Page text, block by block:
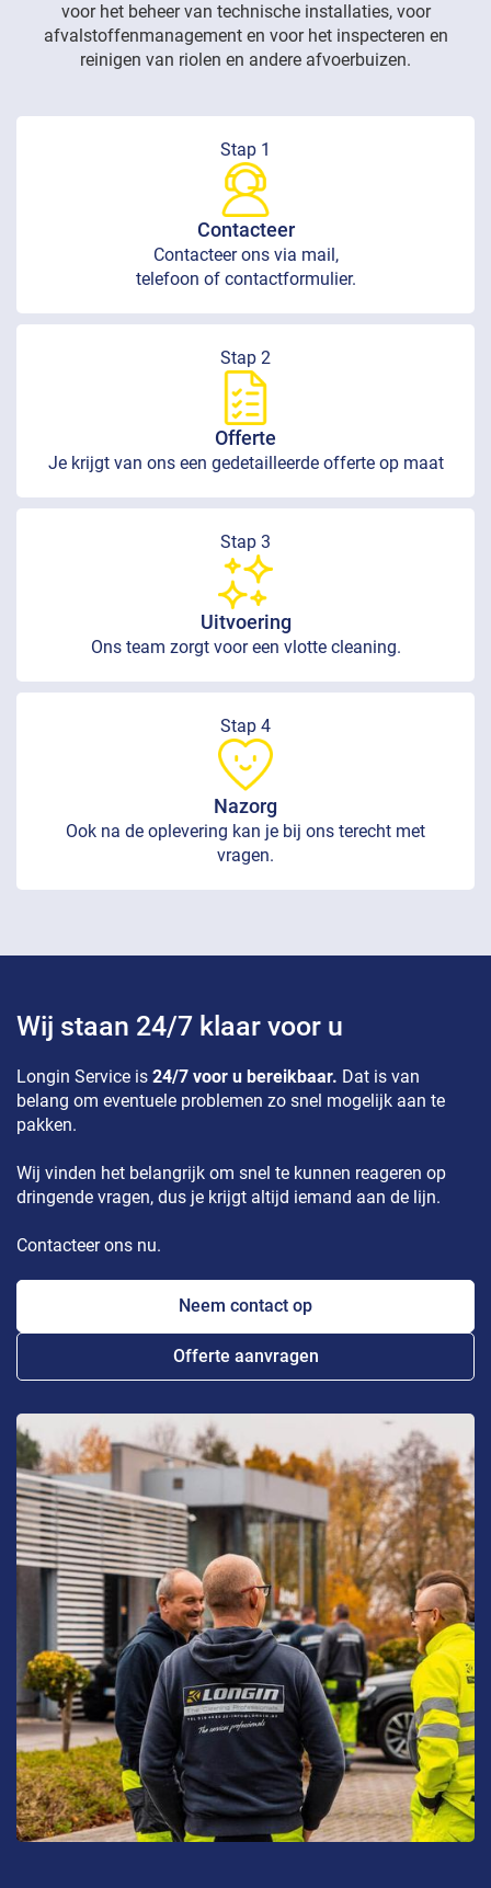
voor het beheer van technische installaties, voor
afvalstoffenmanagement en voor het inspecteren en
reinigen van riolen en andere afvoerbuizen.
Stap 1
Contacteer
Contacteer ons via mail,
telefoon of contactformulier.
Stap 2
Offerte
Je krijgt van ons een gedetailleerde offerte op maat
Stap 3
Uitvoering
Ons team zorgt voor een vlotte cleaning.
Stap 4
Nazorg
Ook na de oplevering kan je bij ons terecht met
vragen.
Wij staan 24/7 klaar voor u
Longin Service is 24/7 voor u bereikbaar. Dat is van
belang om eventuele problemen zo snel mogelijk aan te
pakken.
Wij vinden het belangrijk om snel te kunnen reageren op
dringende vragen, dus je krijgt altijd iemand aan de lijn.
Contacteer ons nu.
Neem contact op
Offerte aanvragen